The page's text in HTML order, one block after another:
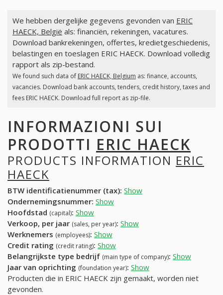
We hebben dergelijke gegevens gevonden van ERIC
HAECK, België als: financiën, rekeningen, vacatures.
Download bankrekeningen, offertes, kredietgeschiedenis,
belastingen en toeslagen ERIC HAECK. Download volledig
rapport als zip-bestand.
We found such data of ERIC HAECK, Belgium as: finance, accounts,
vacancies. Download bank accounts, tenders, credit history, taxes and
fees ERIC HAECK. Download full report as zip-file.
INFORMAZIONI SUI
PRODOTTI ERIC HAECK
PRODUCTS INFORMATION ERIC
HAECK
BTW identificatienummer (tax): Show
Ondernemingsnummer: Show
Hoofdstad (capital): Show
Verkoop, per jaar (sales, per year): Show
Werknemers (employees): Show
Credit rating (credit rating): Show
Belangrijkste type bedrijf (main type of company): Show
Jaar van oprichting (foundation year): Show
Producten die in ERIC HAECK zijn gemaakt, worden niet
gevonden.